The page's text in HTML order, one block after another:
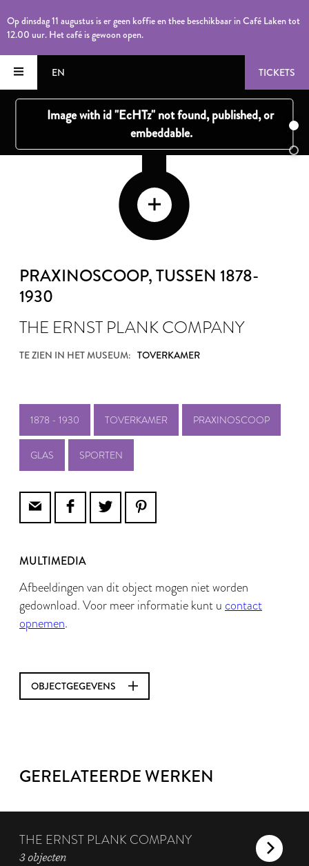
Op dinsdag 11 augustus is er geen koffie en thee beschikbaar in Café Laken tot
12.00 uur. Het café is gewoon open.
EN TICKETS
PRAXINOSCOOP, TUSSEN 1878-
1930
THE ERNST PLANK COMPANY
TE ZIEN IN HET MUSEUM: TOVERKAMER
1878 - 1930 TOVERKAMER PRAXINOSCOOP
GLAS SPORTEN
MULTIMEDIA
Afbeeldingen van dit object mogen niet worden
gedownload. Voor meer informatie kunt u contact
opnemen.
OBJECTGEGEVENS
GERELATEERDE WERKEN
THE ERNST PLANK COMPANY
3 objecten